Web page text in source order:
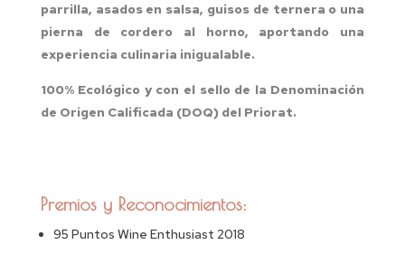
parrilla, asados en salsa, guisos de ternera o una
pierna de cordero al horno, aportando una
experiencia culinaria inigualable.
100% Ecológico y con el sello de la Denominación
de Origen Calificada (DOQ) del Priorat.
Premios y Reconocimientos:
95 Puntos Wine Enthusiast 2018